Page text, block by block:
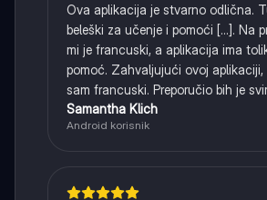
Ova aplikacija je stvarno odlična.
beleški za učenje i pomoći [...]. Na
mi je francuski, a aplikacija ima
pomoć. Zahvaljujući ovoj aplikaciji,
sam francuski. Preporučio bih je
Samantha Klich
Android korisnik